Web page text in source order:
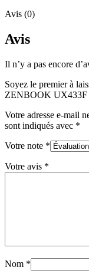
Avis (0)
Avis
Il n’y a pas encore
Soyez le premier à
ZENBOOK UX433F
Votre adresse e-mail
sont indiqués avec *
Votre note *
Votre avis *
Nom *